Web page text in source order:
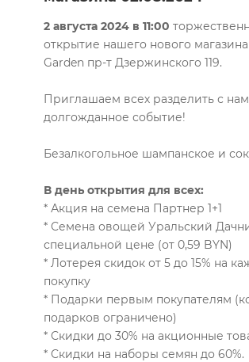
2 августа 2024 в 11:00
открытие нашего нового
Garden пр-т Дзержинского 119.
Приглашаем всех разделить с
долгожданное событие!
Безалкогольное шампанское и
В день открытия для всех:
* Акция на семена Партнер 1+1
* Семена овощей Уральский
специальной цене (от 0,59 BYN)
* Лотерея скидок от 5 до 15% на
покупку
* Подарки первым покупателям
подарков ограничено)
* Скидки до 30% на акционные
* Скидки на наборы семян до 60%.